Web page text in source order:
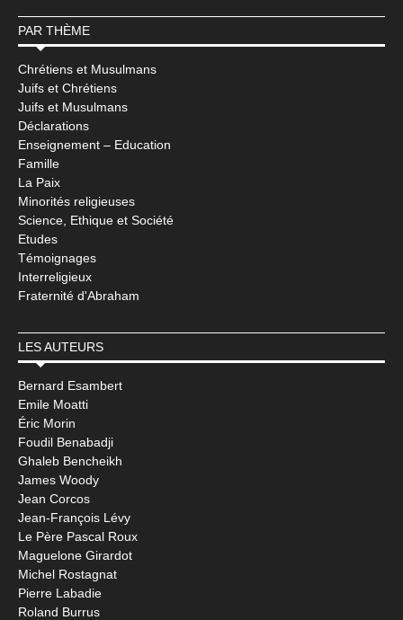
PAR THÈME
Chrétiens et Musulmans
Juifs et Chrétiens
Juifs et Musulmans
Déclarations
Enseignement – Education
Famille
La Paix
Minorités religieuses
Science, Ethique et Société
Etudes
Témoignages
Interreligieux
Fraternité d'Abraham
LES AUTEURS
Bernard Esambert
Emile Moatti
Éric Morin
Foudil Benabadji
Ghaleb Bencheikh
James Woody
Jean Corcos
Jean-François Lévy
Le Père Pascal Roux
Maguelone Girardot
Michel Rostagnat
Pierre Labadie
Roland Burrus